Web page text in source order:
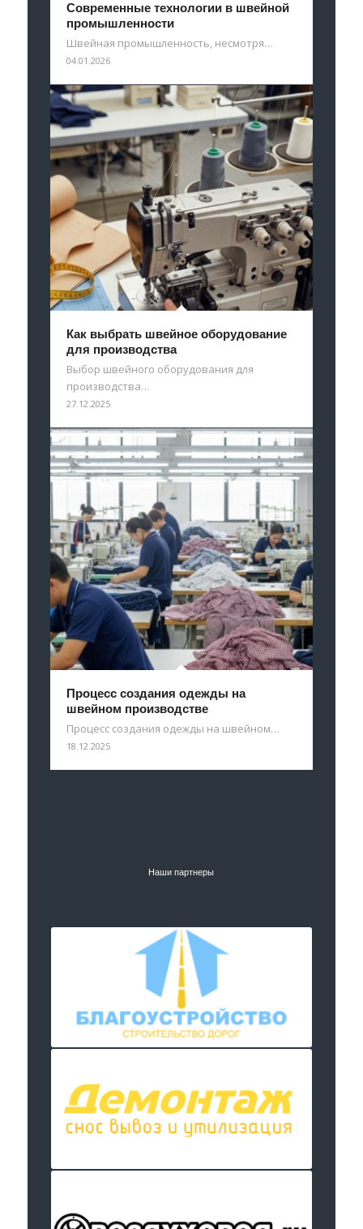
Современные технологии в швейной
промышленности
Швейная промышленность, несмотря…
04.01.2026
Как выбрать швейное оборудование
для производства
Выбор швейного оборудования для
производства…
27.12.2025
Процесс создания одежды на
швейном производстве
Процесс создания одежды на швейном…
18.12.2025
Наши партнеры